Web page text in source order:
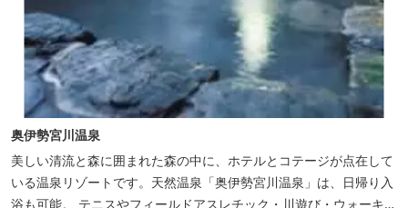
奥伊勢宮川温泉
美しい清流と森に囲まれた森の中に、ホテルとコテージが点在して
いる温泉リゾートです。天然温泉「奥伊勢宮川温泉」は、日帰り入
浴も可能。 テニスやフィールドアスレチック・川遊び・ウォーキン